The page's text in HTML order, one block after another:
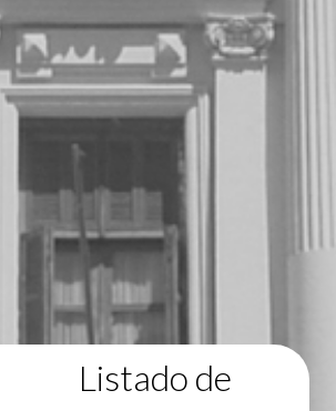
Listado de